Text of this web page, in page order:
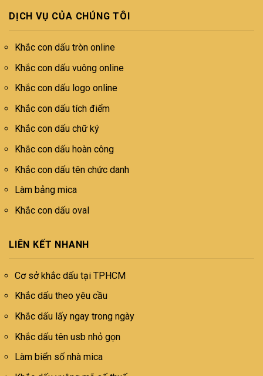
DỊCH VỤ CỦA CHÚNG TÔI
Khắc con dấu tròn online
Khắc con dấu vuông online
Khắc con dấu logo online
Khắc con dấu tích điểm
Khắc con dấu chữ ký
Khắc con dấu hoàn công
Khắc con dấu tên chức danh
Làm bảng mica
Khắc con dấu oval
LIÊN KẾT NHANH
Cơ sở khắc dấu tại TPHCM
Khắc dấu theo yêu cầu
Khắc dấu lấy ngay trong ngày
Khắc dấu tên usb nhỏ gọn
Làm biển số nhà mica